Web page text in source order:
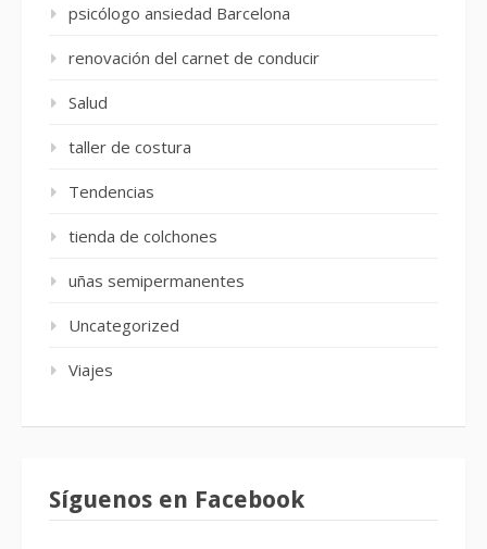
psicólogo ansiedad Barcelona
renovación del carnet de conducir
Salud
taller de costura
Tendencias
tienda de colchones
uñas semipermanentes
Uncategorized
Viajes
Síguenos en Facebook